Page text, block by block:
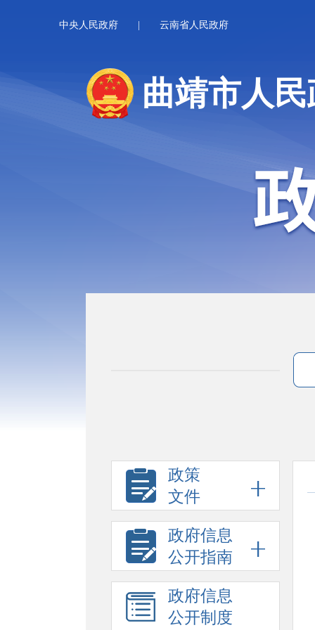
中央人民政府 云南省人民政府
曲靖市人
政策
文件
政府信息
公开指南
政府信息
公开制度